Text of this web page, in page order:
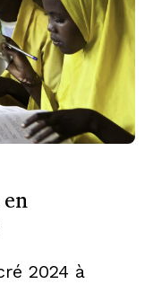
2024 à